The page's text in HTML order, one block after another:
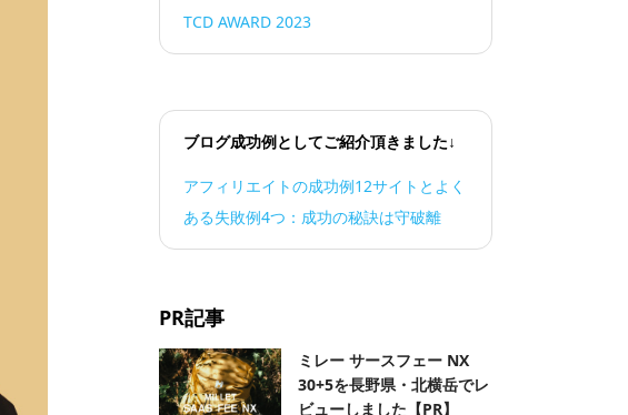
TCD AWARD 2023
ブログ成功例としてご紹介頂きました↓
アフィリエイトの成功例12サイトとよく
ある失敗例4つ：成功の秘訣は守破離
PR記事
ミレー サースフェー NX
30+5を長野県・北横岳でレ
ビューしました【PR】